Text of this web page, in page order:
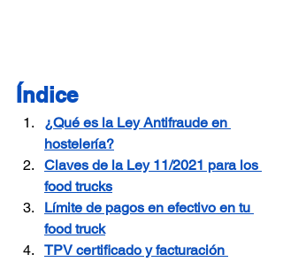
Índice
¿Qué es la Ley Antifraude en
hostelería?
Claves de la Ley 11/2021 para los
food trucks
Límite de pagos en efectivo en tu
food truck
TPV certificado y facturación